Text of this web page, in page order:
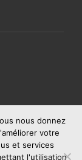
nous donnez
votre
et services
l'utilisation